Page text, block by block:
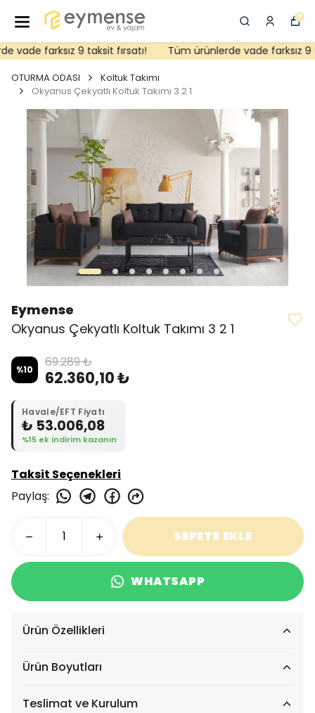
0
vade farksız 9 taksit fırsatı! Tüm ürünlerde vade farksız 9
OTURMA ODASI
Koltuk Takımı
Okyanus Çekyatlı Koltuk Takımı 3 2 1
Eymense
Okyanus Çekyatlı Koltuk Takımı 3 2 1
%10 69.289 ₺
62.360,10 ₺
Havale/EFT Fiyatı
₺ 53.006,08
%15 ek indirim kazanın
Taksit Seçenekleri
Paylaş:
SEPETE EKLE
WHATSAPP
Ürün Özellikleri
Ürün Boyutları
Teslimat ve Kurulum